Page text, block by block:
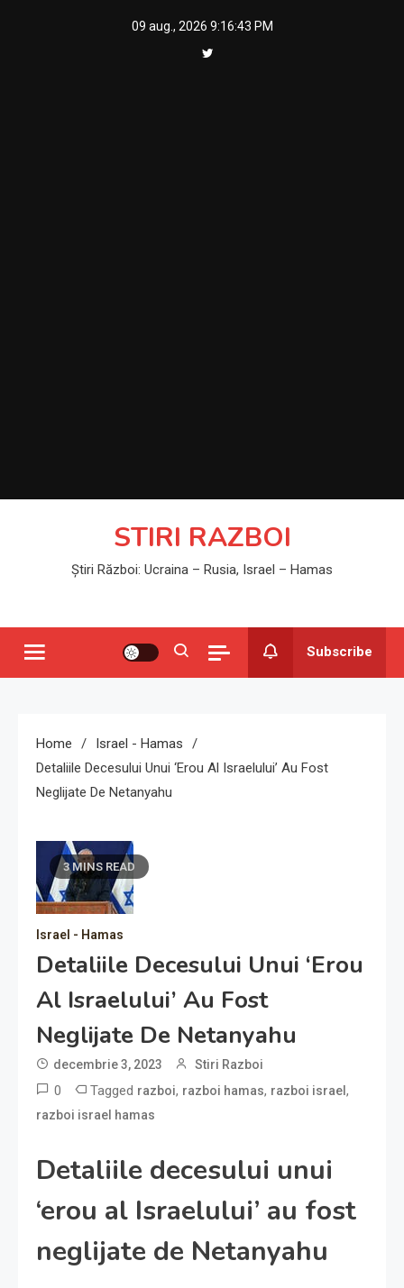
09 aug., 2026 9:16:43 PM
STIRI RAZBOI
Știri Război: Ucraina – Rusia, Israel – Hamas
Subscribe
Home
Israel - Hamas
Detaliile Decesului Unui ‘erou Al Israelului’ Au Fost
Neglijate De Netanyahu
3 MINS READ
Israel - Hamas
Detaliile Decesului Unui ‘erou
Al Israelului’ Au Fost
Neglijate De Netanyahu
decembrie 3, 2023 Stiri Razboi
0 Tagged razboi, razboi hamas, razboi israel ,
razboi israel hamas
Detaliile decesului unui
‘erou al Israelului’ au fost
neglijate de Netanyahu